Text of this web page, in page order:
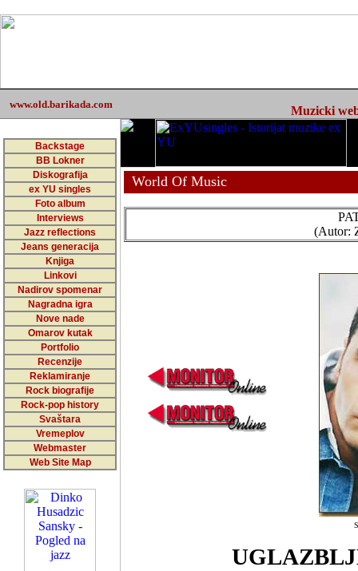
www.old.barikada.com Muzicki
Backstage
BB Lokner
Diskografija
ex YU singles
Foto album
Interviews
Jazz reflections
Jeans generacija
Knjiga
Linkovi
Nadirov spomenar
Nagradna igra
Nove nade
Omarov kutak
Portfolio
Recenzije
Reklamiranje
Rock biografije
Rock-pop history
Svaštara
Vremeplov
Webmaster
Web Site Map
World Of Music
(Autor: